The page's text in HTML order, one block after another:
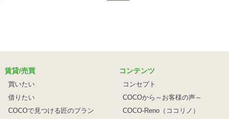
賃貸/売買
買いたい
借りたい
COCOで見つける匠のプラン
コンテンツ
コンセプト
COCOから～お客様の声～
COCO-Reno（ココリノ）